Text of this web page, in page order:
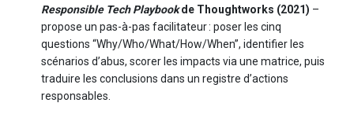
Responsible Tech Playbookde Thoughtworks (2021) –
propose un pas-à-pas facilitateur : poser les cinq
questions “Why/Who/What/How/When”, identifier les
scénarios d’abus, scorer les impacts via une matrice, puis
traduire les conclusions dans un registre d’actions
responsables.